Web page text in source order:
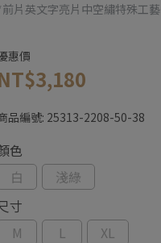
片英文字亮片中空繡特殊工
惠價
品編號: 25313-2208-50-38
色
白
淺綠
寸
M
L XL